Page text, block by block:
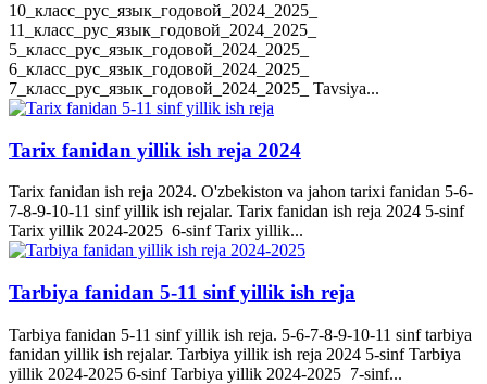
10_класс_рус_язык_годовой_2024_2025_
11_класс_рус_язык_годовой_2024_2025_
5_класс_рус_язык_годовой_2024_2025_
6_класс_рус_язык_годовой_2024_2025_
7_класс_рус_язык_годовой_2024_2025_ Tavsiya...
Tarix fanidan yillik ish reja 2024
Tarix fanidan ish reja 2024. O'zbekiston va jahon tarixi fanidan 5-6-
7-8-9-10-11 sinf yillik ish rejalar. Tarix fanidan ish reja 2024 5-sinf
Tarix yillik 2024-2025 6-sinf Tarix yillik...
Tarbiya fanidan 5-11 sinf yillik ish reja
Tarbiya fanidan 5-11 sinf yillik ish reja. 5-6-7-8-9-10-11 sinf tarbiya
fanidan yillik ish rejalar. Tarbiya yillik ish reja 2024 5-sinf Tarbiya
yillik 2024-2025 6-sinf Tarbiya yillik 2024-2025 7-sinf...